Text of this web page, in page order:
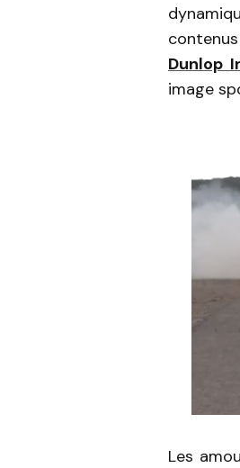
Dunlop
image
Les